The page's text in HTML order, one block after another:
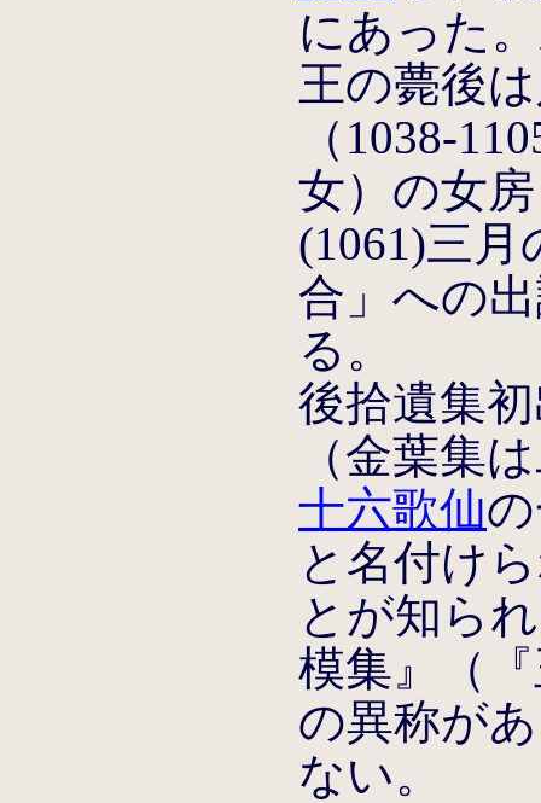
にあった
王の薨後
（1038-
女）の女
(1061)三
合」への
る。
後拾遺集
（金葉集
十六歌仙
と名付け
とが知ら
模集』（
の異称が
ない。